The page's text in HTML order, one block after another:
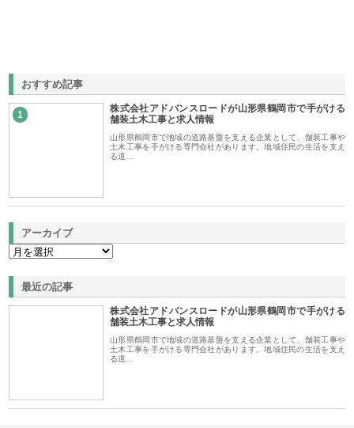
おすすめ記事
1
株式会社アドバンスロードが山形県鶴岡市で手がける
舗装土木工事と求人情報
山形県鶴岡市で地域の道路基盤を支える企業として、舗装工事や
土木工事を手がける専門会社があります。地域住民の生活を支え
る道…
アーカイブ
最近の記事
株式会社アドバンスロードが山形県鶴岡市で手がける
舗装土木工事と求人情報
山形県鶴岡市で地域の道路基盤を支える企業として、舗装工事や
土木工事を手がける専門会社があります。地域住民の生活を支え
る道…